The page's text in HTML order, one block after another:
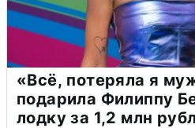
«Всё, потеряла я
подарила Филиппу
лодку за 1,2 млн